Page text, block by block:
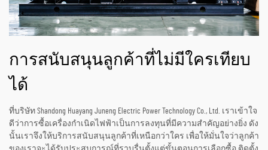
การสนับสนุนลูกค้าที่ไม่มีใครเทียบ
ได้
ที่บริษัท Shandong Huayang Juneng Electric Power Technology Co., Ltd. เราเข้าใจ
ดีว่าการซื้อเครื่องกำเนิดไฟฟ้าเป็นการลงทุนที่มีความสำคัญอย่างยิ่ง ดัง
นั้นเราจึงให้บริการสนับสนุนลูกค้าที่เหนือกว่าใคร เพื่อให้มั่นใจว่าลูกค้า